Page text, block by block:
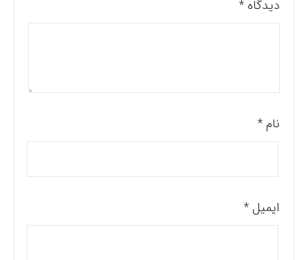
دیدگاه*
نام*
ایمیل*